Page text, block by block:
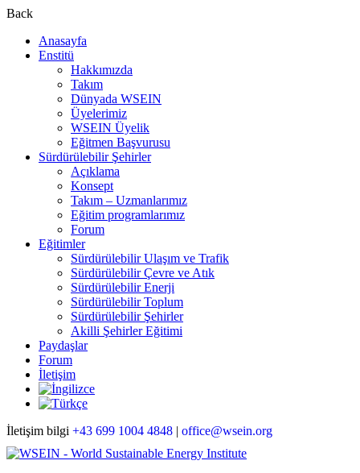
Back
Anasayfa
Enstitü
Hakkımızda
Takım
Dünyada WSEIN
Üyelerimiz
WSEIN Üyelik
Eğitmen Başvurusu
Sürdürülebilir Şehirler
Açıklama
Konsept
Takım – Uzmanlarımız
Eğitim programlarımız
Forum
Eğitimler
Sürdürülebilir Ulaşım ve Trafik
Sürdürülebilir Çevre ve Atık
Sürdürülebilir Enerji
Sürdürülebilir Toplum
Sürdürülebilir Şehirler
Akilli Şehirler Eğitimi
Paydaşlar
Forum
İletişim
İletişim bilgi +43 699 1004 4848 | office@wsein.org